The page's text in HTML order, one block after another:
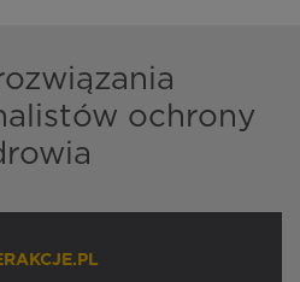
ochrony